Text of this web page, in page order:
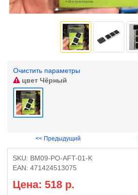
Очистить параметры
цвет Чёрный
<< Предыдущий
SKU: BM09-PO-AFT-01-K
EAN: 471424513075
Цена: 518 р.